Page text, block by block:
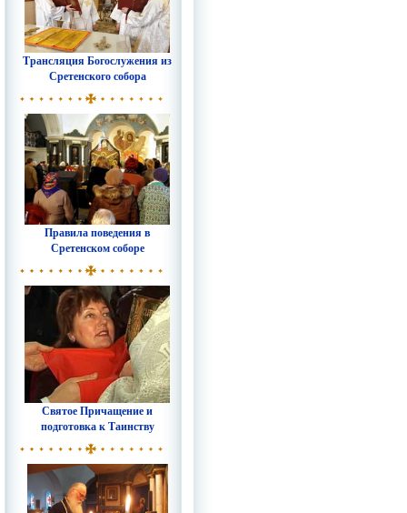
Трансляция Богослужения из
Сретенского собора
Правила поведения в
Сретенском соборе
Святое Причащение и
подготовка к Таинству